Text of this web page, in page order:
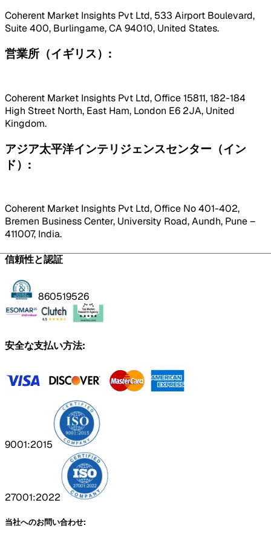
Coherent Market Insights Pvt Ltd, 533 Airport Boulevard,
Suite 400, Burlingame, CA 94010, United States.
営業所（イギリス）:
Coherent Market Insights Pvt Ltd, Office 15811, 182-184
High Street North, East Ham, London E6 2JA, United
Kingdom.
アジア太平洋インテリジェンスセンター（イン
ド）:
Coherent Market Insights Pvt Ltd, Office No 401-402,
Bremen Business Center, University Road, Aundh, Pune –
411007, India.
信頼性と認証
860519526
安全な支払い方法:
9001:2015
27001:2022
当社へのお問い合わせ: